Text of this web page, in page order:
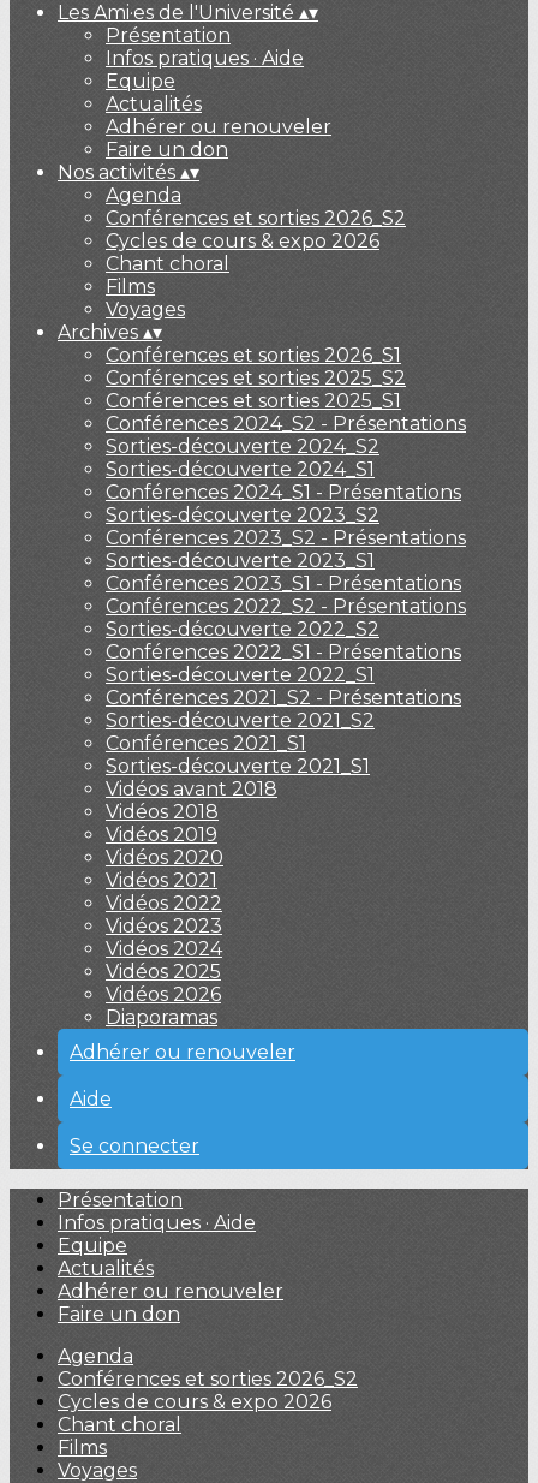
Les Ami·es de l'Université ▴▾
Présentation
Infos pratiques · Aide
Equipe
Actualités
Adhérer ou renouveler
Faire un don
Nos activités ▴▾
Agenda
Conférences et sorties 2026_S2
Cycles de cours & expo 2026
Chant choral
Films
Voyages
Archives ▴▾
Conférences et sorties 2026_S1
Conférences et sorties 2025_S2
Conférences et sorties 2025_S1
Conférences 2024_S2 - Présentations
Sorties-découverte 2024_S2
Sorties-découverte 2024_S1
Conférences 2024_S1 - Présentations
Sorties-découverte 2023_S2
Conférences 2023_S2 - Présentations
Sorties-découverte 2023_S1
Conférences 2023_S1 - Présentations
Conférences 2022_S2 - Présentations
Sorties-découverte 2022_S2
Conférences 2022_S1 - Présentations
Sorties-découverte 2022_S1
Conférences 2021_S2 - Présentations
Sorties-découverte 2021_S2
Conférences 2021_S1
Sorties-découverte 2021_S1
Vidéos avant 2018
Vidéos 2018
Vidéos 2019
Vidéos 2020
Vidéos 2021
Vidéos 2022
Vidéos 2023
Vidéos 2024
Vidéos 2025
Vidéos 2026
Diaporamas
Adhérer ou renouveler
Aide
Se connecter
Présentation
Infos pratiques · Aide
Equipe
Actualités
Adhérer ou renouveler
Faire un don
Agenda
Conférences et sorties 2026_S2
Cycles de cours & expo 2026
Chant choral
Films
Voyages